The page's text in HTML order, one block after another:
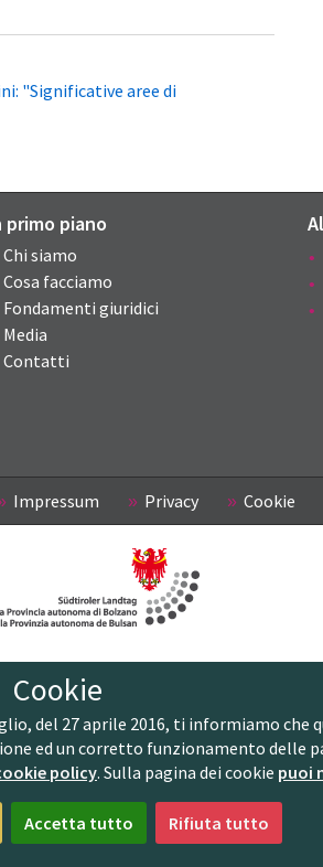
"Significative aree di
primo piano
Chi siamo
Cosa facciamo
Fondamenti giuridici
Media
Contatti
Impressum Privacy Cookie
Cookie
del 27 aprile 2016, ti informiamo
ed un corretto funzionamento delle
policy. Sulla pagina dei cookie puoi
Accetta tutto Rifiuta tutto